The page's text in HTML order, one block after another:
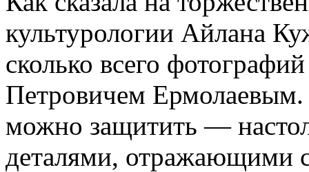
культурологии Айлана
сколько всего
Петровичем
можно защитить —
деталями, отражающими